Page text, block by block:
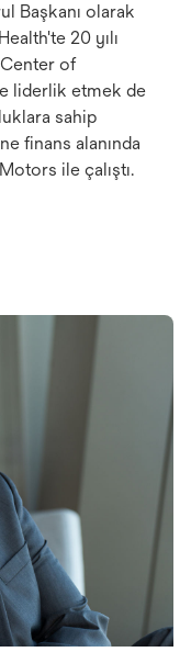
Başkanı olarak
20 yılı
of
liderlik etmek de
sahip
finans alanında
ile çalıştı.